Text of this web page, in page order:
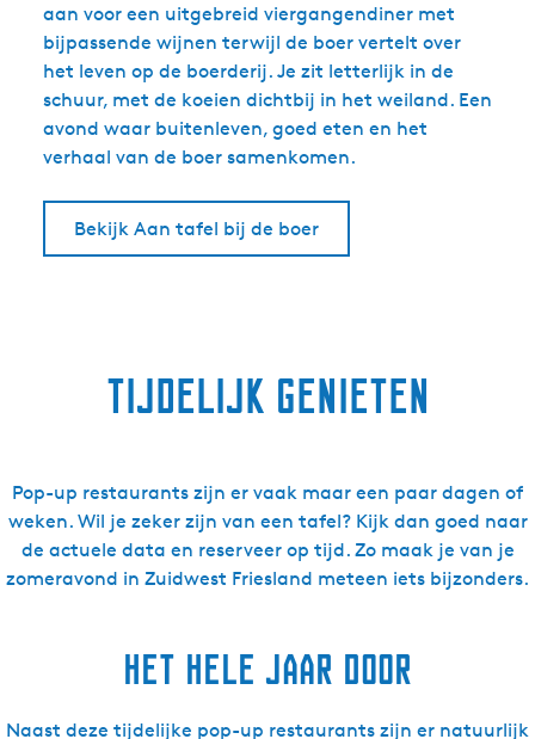
aan voor een uitgebreid viergangendiner met
bijpassende wijnen terwijl de boer vertelt over
het leven op de boerderij. Je zit letterlijk in de
schuur, met de koeien dichtbij in het weiland. Een
avond waar buitenleven, goed eten en het
verhaal van de boer samenkomen.
Bekijk Aan tafel bij de boer
Tijdelijk genieten
Pop-up restaurants zijn er vaak maar een paar dagen of
weken. Wil je zeker zijn van een tafel? Kijk dan goed naar
de actuele data en reserveer op tijd. Zo maak je van je
zomeravond in Zuidwest Friesland meteen iets bijzonders.
Het hele jaar door
Naast deze tijdelijke pop-up restaurants zijn er natuurlijk